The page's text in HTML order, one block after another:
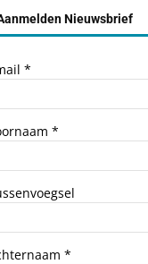
Nieuwsbrief
*
*
*